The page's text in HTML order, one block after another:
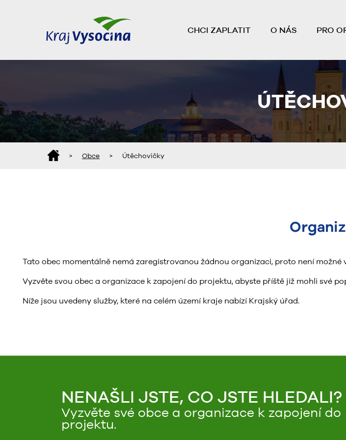
CHCI ZAPLATIT O NÁS PRO
> Obce > Útěchovičky
Tato obec momentálně nemá zaregistrovanou žádnou organizaci, proto není možné
Vyzvěte svou obec a organizace k zapojení do projektu, abyste příště již mohli své
Níže jsou uvedeny služby, které na celém území kraje nabízí Krajský úřad.
NENAŠLI JSTE, CO JSTE HLEDALI?
Vyzvěte své obce a organizace k zapojení do
projektu.